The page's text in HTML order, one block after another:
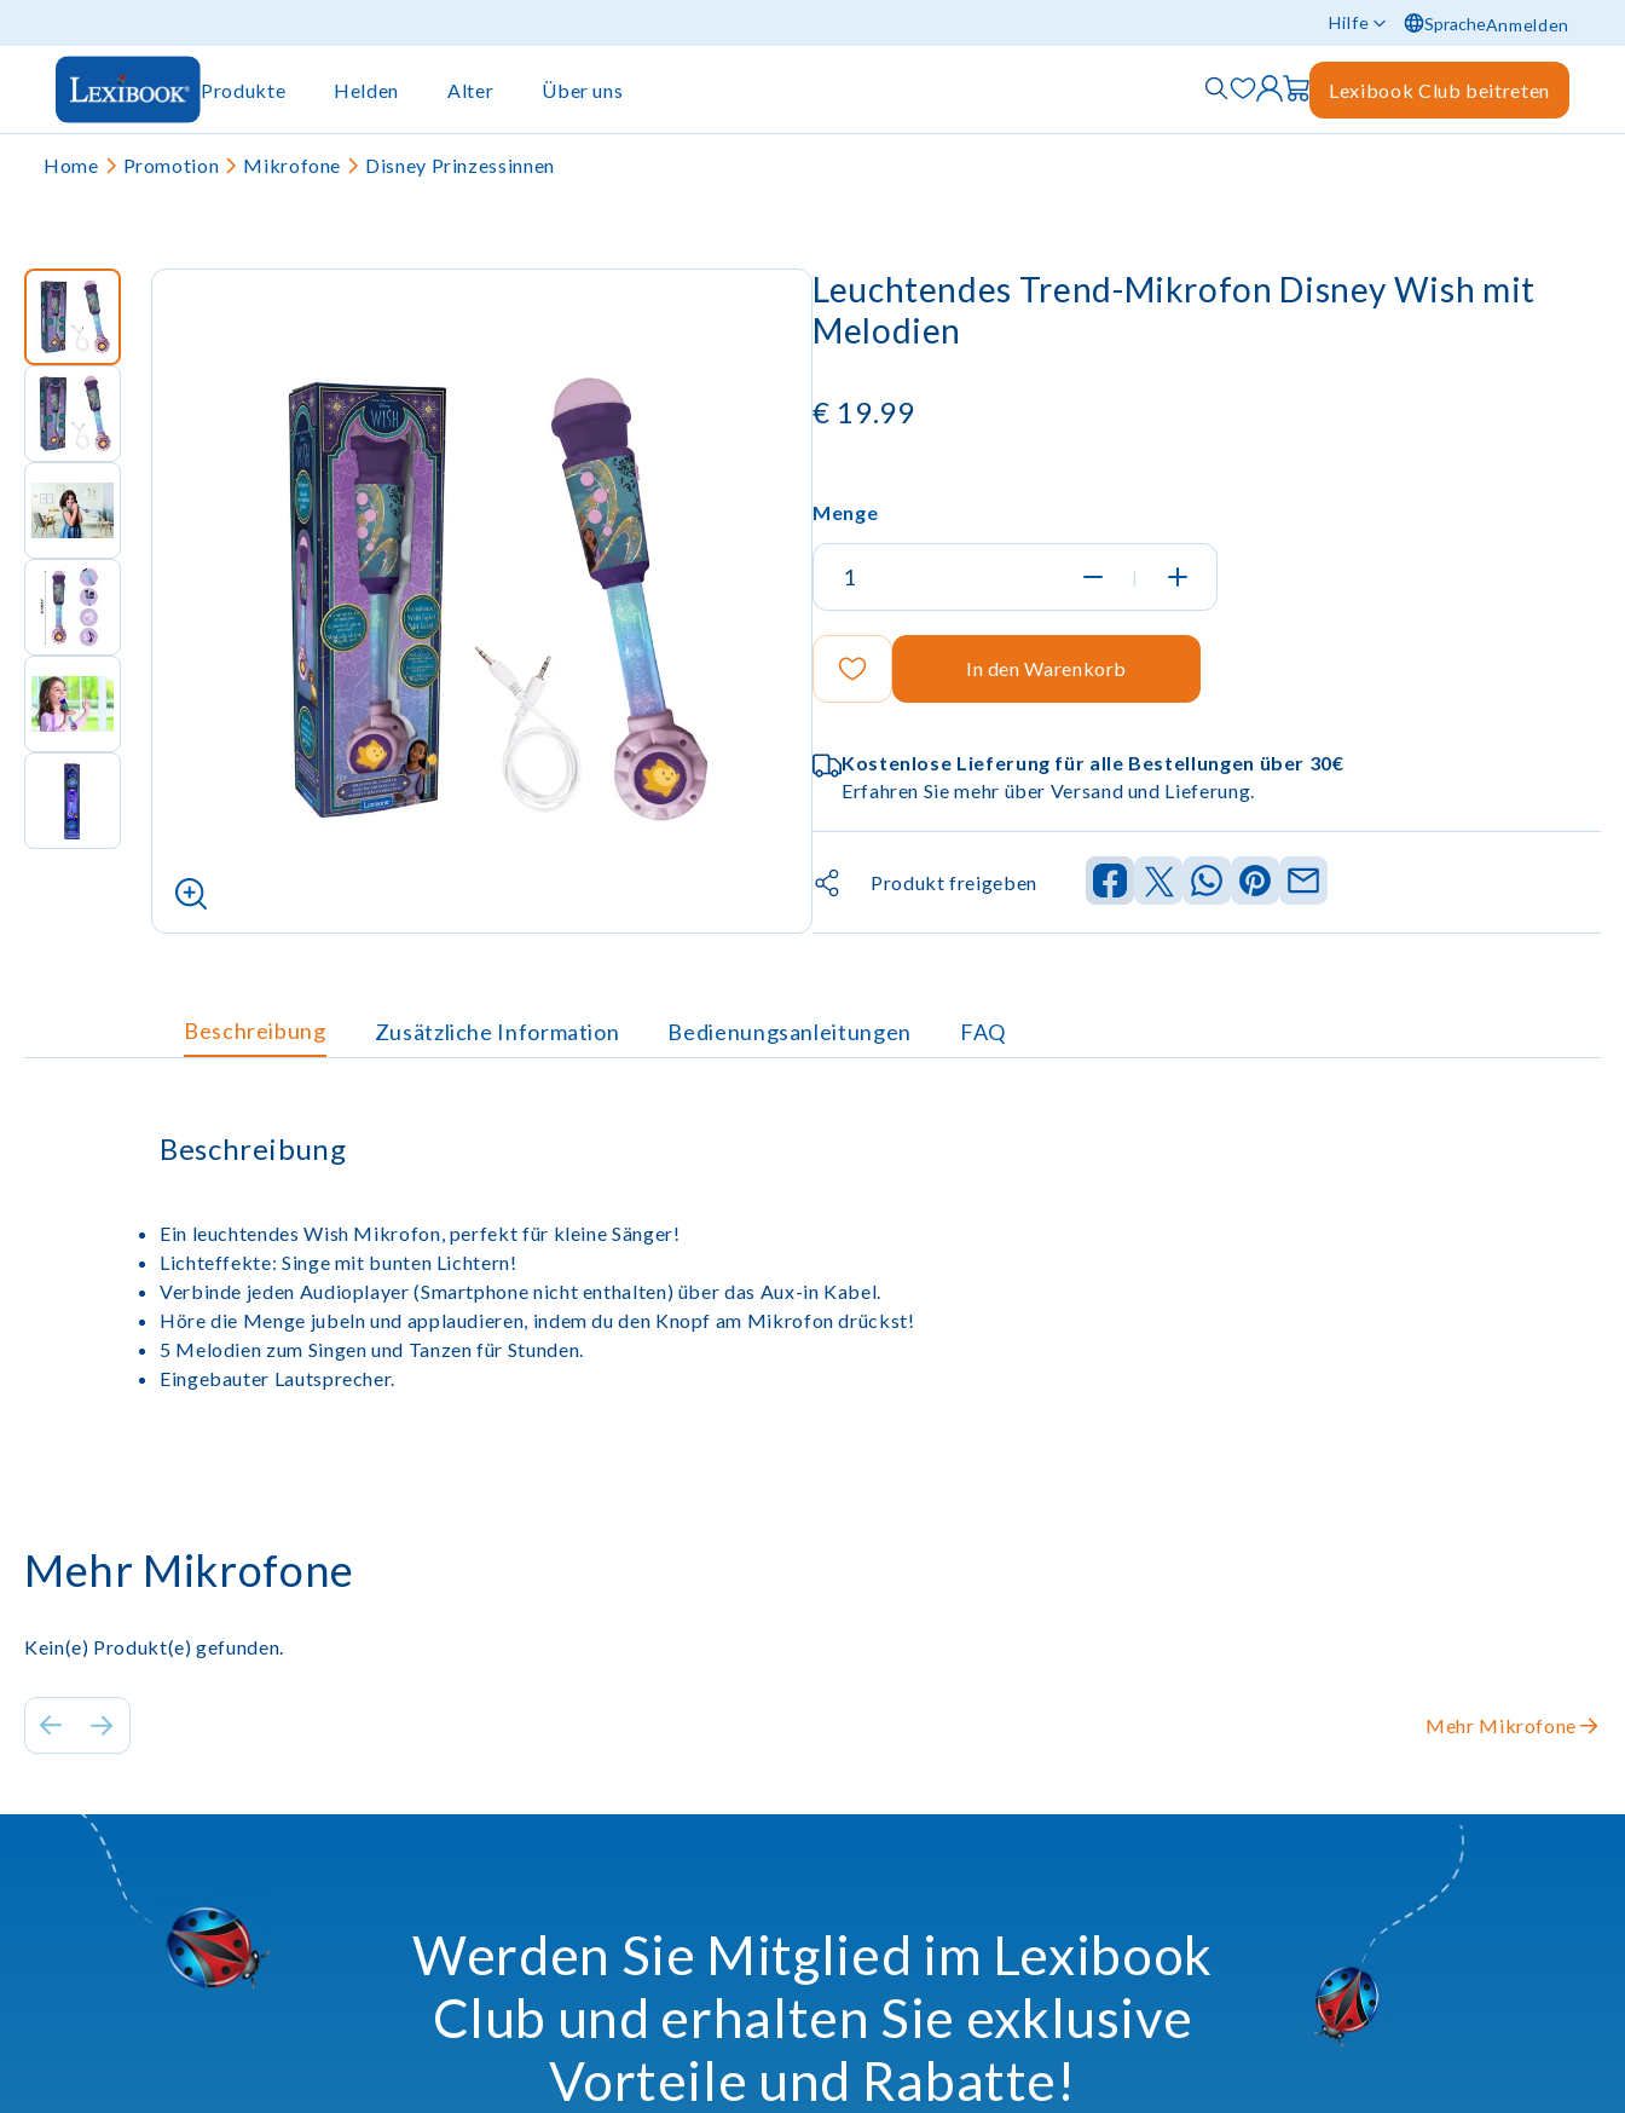
Hilfe SpracheAnmelden
Produkte Helden Alter Über uns Lexibook Club beitreten
Home Promotion Mikrofone Disney Prinzessinnen
Leuchtendes Trend-Mikrofon Disney Wish mit
Melodien
€ 19.99
Menge
|
In den Warenkorb
Kostenlose Lieferung für alle Bestellungen über 30€
Erfahren Sie mehr über Versand und Lieferung.
Produkt freigeben
Beschreibung Zusätzliche Information Bedienungsanleitungen FAQ
Beschreibung
Ein leuchtendes Wish Mikrofon, perfekt für kleine Sänger!
Lichteffekte: Singe mit bunten Lichtern!
Verbinde jeden Audioplayer (Smartphone nicht enthalten) über das Aux-in Kabel.
Höre die Menge jubeln und applaudieren, indem du den Knopf am Mikrofon drückst!
5 Melodien zum Singen und Tanzen für Stunden.
Eingebauter Lautsprecher.
Mehr Mikrofone
Kein(e) Produkt(e) gefunden.
Mehr Mikrofone
Werden Sie Mitglied im Lexibook
Club und erhalten Sie exklusive
Vorteile und Rabatte!